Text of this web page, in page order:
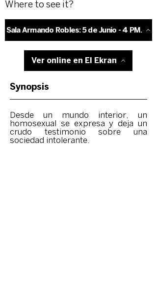
Where to see it?
Sala Armando Robles: 5 de Junio - 4 PM.
Ver online en El Ekran
Synopsis
Desde un mundo interior, un
homosexual se expresa y deja un
crudo testimonio sobre una
sociedad intolerante.